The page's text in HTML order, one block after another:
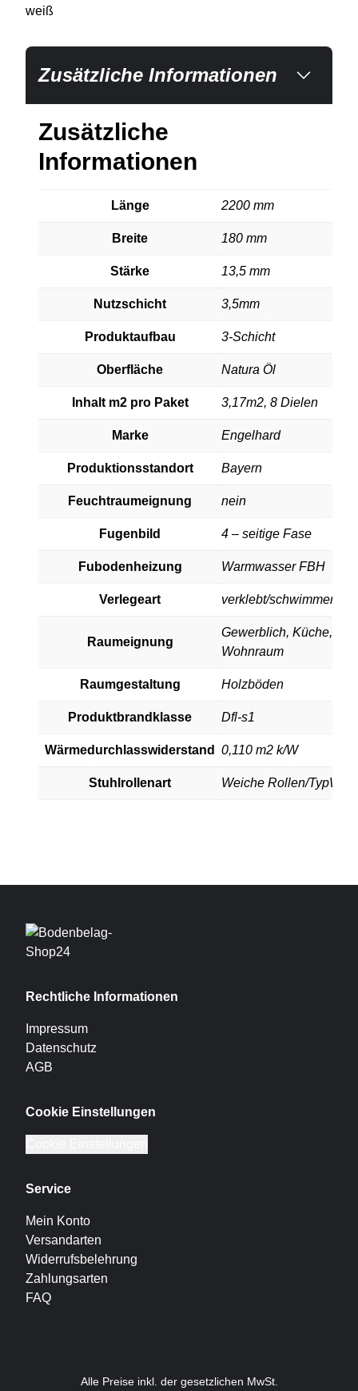
weiß
Zusätzliche Informationen
Zusätzliche
Informationen
Länge 2200 mm
Breite 180 mm
Stärke 13,5 mm
Nutzschicht 3,5mm
Produktaufbau 3-Schicht
Oberfläche Natura Öl
Inhalt m2 pro Paket 3,17m2, 8 Dielen
Marke Engelhard
Produktionsstandort Bayern
Feuchtraumeignung nein
Fugenbild 4 – seitige Fase
Fubodenheizung Warmwasser FBH
Verlegeart verklebt/schwimmend
Raumeignung
Gewerblich, Küche,
Wohnraum
Raumgestaltung Holzböden
Produktbrandklasse Dfl-s1
Wärmedurchlasswiderstand 0,110 m2 k/W
Stuhlrollenart Weiche Rollen/TypW
Rechtliche Informationen
Impressum
Datenschutz
AGB
Cookie Einstellungen
Service
Mein Konto
Versandarten
Widerrufsbelehrung
Zahlungsarten
FAQ
Alle Preise inkl. der gesetzlichen MwSt.